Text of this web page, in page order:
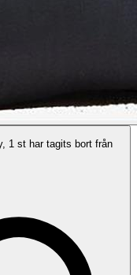
1 st har tagits bort från